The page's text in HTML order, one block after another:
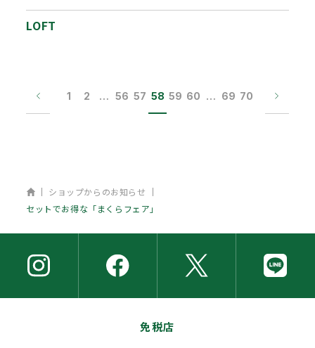
LOFT
1 2 … 56 57 58 59 60 … 69 70
ホーム
ショップからのお知らせ
セットでお得な「まくらフェア」
免税店